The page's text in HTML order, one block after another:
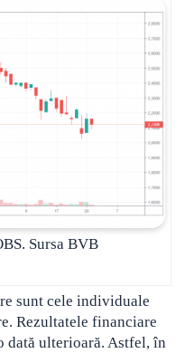
Sursa BVB
sunt cele individuale
Rezultatele financiare
dată ulterioară. Astfel, în